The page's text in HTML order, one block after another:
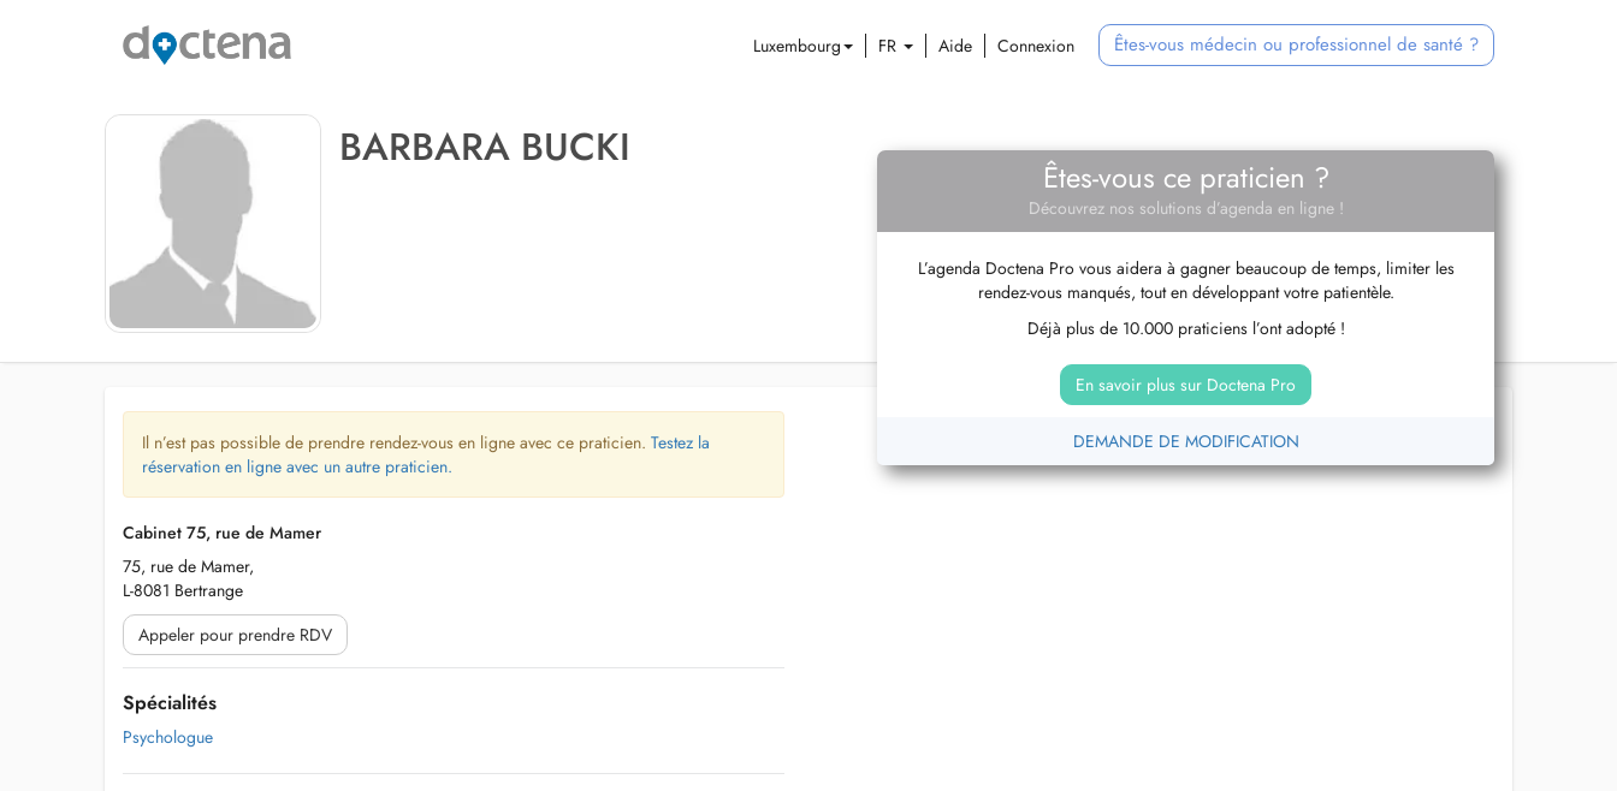
Luxembourg FR Aide Connexion Êtes-vous médecin ou professionnel de santé ?
BARBARA BUCKI
Êtes-vous ce praticien ?
Découvrez nos solutions d’agenda en ligne !
L’agenda Doctena Pro vous aidera à gagner beaucoup de temps, limiter les
rendez-vous manqués, tout en développant votre patientèle.
Déjà plus de 10.000 praticiens l’ont adopté !
En savoir plus sur Doctena Pro
DEMANDE DE MODIFICATION
Il n’est pas possible de prendre rendez-vous en ligne avec ce praticien. Testez la
réservation en ligne avec un autre praticien.
Cabinet 75, rue de Mamer
75, rue de Mamer,
L-8081 Bertrange
Appeler pour prendre RDV
Spécialités
Psychologue